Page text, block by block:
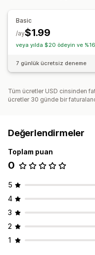
Basic
$1.99
/ay
veya yılda $20 ödeyin ve
7 günlük ücretsiz deneme
Tüm ücretler USD cinsinden
ücretler 30 günde bir
Değerlendirmeler
Toplam puan
0
5
4
3
2
1